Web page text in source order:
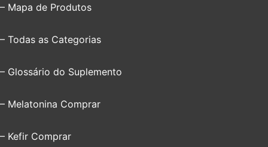
– Mapa de Produtos
– Todas as Categorias
– Glossário do Suplemento
– Melatonina Comprar
– Kefir Comprar